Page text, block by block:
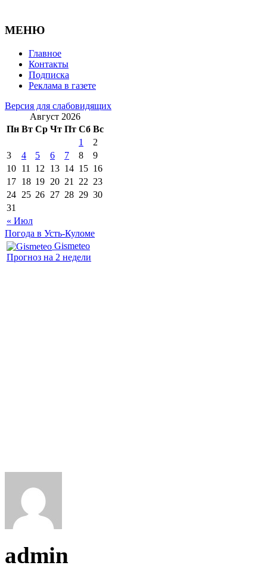
МЕНЮ
Главное
Контакты
Подписка
Реклама в газете
Версия для слабовидящих
Август 2026
Пн Вт Ср Чт Пт Сб Вс
« Июл
1
2
3
4 5 6 7 8
9
10 11 12 13 14 15 16
17 18 19 20 21 22 23
24 25 26 27 28 29 30
31
Погода в Усть-Куломе
Gismeteo
Прогноз на 2 недели
admin